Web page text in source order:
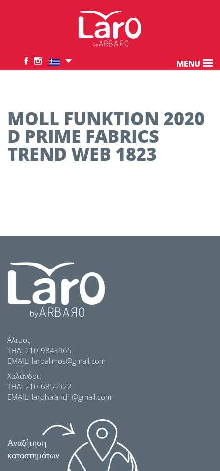
MENU
MOLL FUNKTION 2020
D PRIME FABRICS
TREND WEB 1823
Άλιμος:
ΤΗΛ: 210-9843965
EMAIL: laroalimos@gmail.com
Χαλάνδρι:
ΤΗΛ: 210-6855922
EMAIL: larohalandri@gmail.com
Αναζήτηση
καταστημάτων